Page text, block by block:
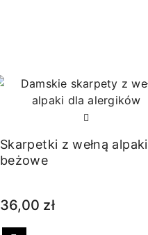
Skarpetki z wełną alpaki
beżowe
36,00 zł